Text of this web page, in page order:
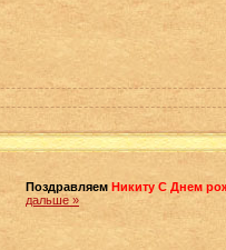
Поздравляем Никиту С Днем
дальше »